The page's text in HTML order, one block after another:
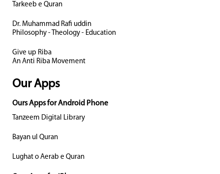
Tarkeeb e Quran
Dr. Muhammad Rafi uddin
Philosophy - Theology - Education
Give up Riba
An Anti Riba Movement
Our Apps
Ours Apps for Android Phone
Tanzeem Digital Library
Bayan ul Quran
Lughat o Aerab e Quran